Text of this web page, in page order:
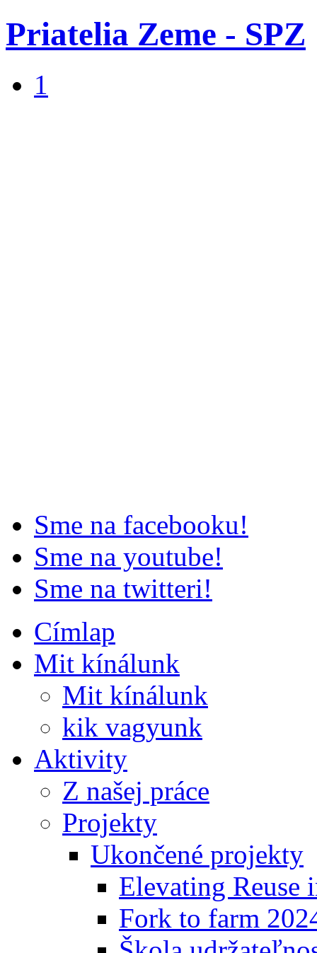
Priatelia Zeme - SPZ
1
Sme na facebooku!
Sme na youtube!
Sme na twitteri!
Címlap
Mit kínálunk
Mit kínálunk
kik vagyunk
Aktivity
Z našej práce
Projekty
Ukončené projekty
Elevating Reuse
Fork to farm